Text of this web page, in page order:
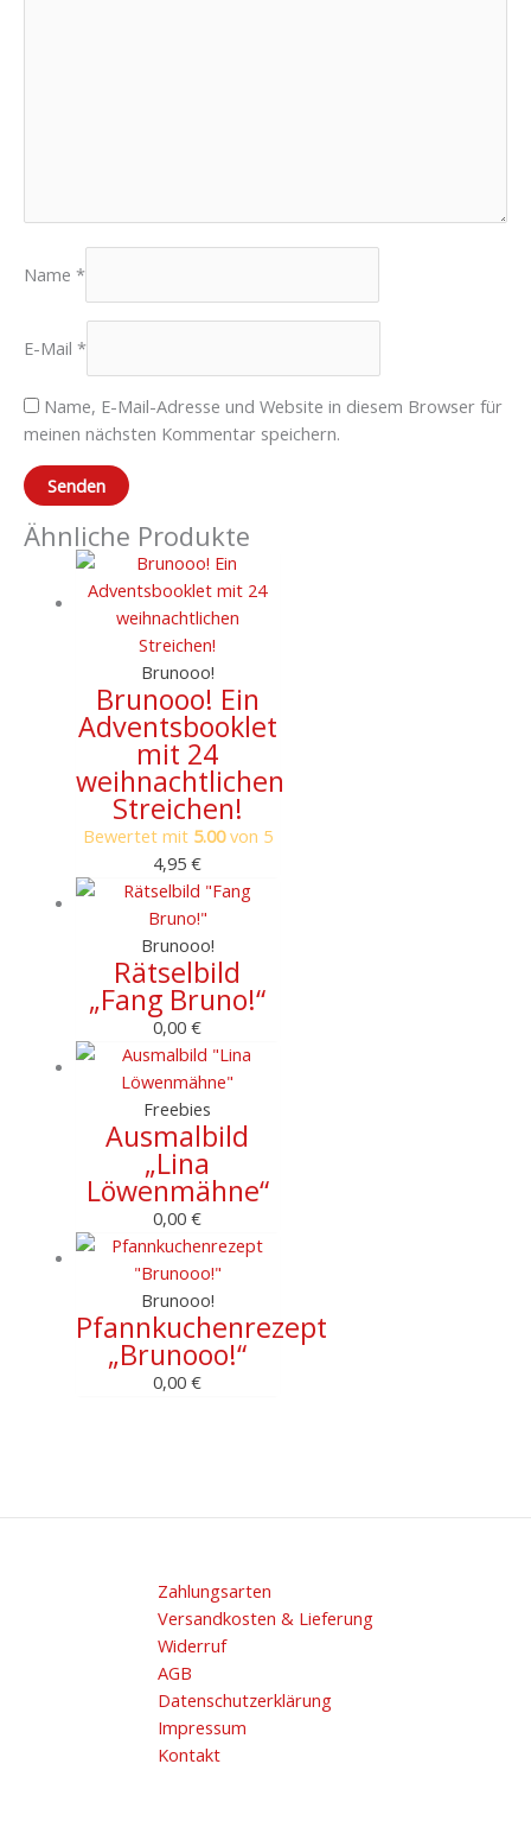
Name *
E-Mail *
Name, E-Mail-Adresse und Website in diesem Browser für
meinen nächsten Kommentar speichern.
Ähnliche Produkte
Brunooo!
Brunooo! Ein
Adventsbooklet
mit 24
weihnachtlichen
Streichen!
Bewertet mit 5.00von 5
4,95€
Brunooo!
Rätselbild
„Fang Bruno!“
0,00€
Freebies
Ausmalbild
„Lina
Löwenmähne“
0,00€
Brunooo!
Pfannkuchenrezept
„Brunooo!“
0,00€
Zahlungsarten
Versandkosten & Lieferung
Widerruf
AGB
Datenschutzerklärung
Impressum
Kontakt